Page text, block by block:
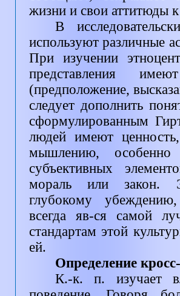
жизни и свои аттитюды
В
используют различные
При изучении
представления
(предположение,
следует дополнить
сформулированным
людей имеют
мышлению, особенно
субъективных
мораль или закон.
глубокому
всегда яв-ся самой
стандартам этой
ей.
Определение
К.-к. п. изучает